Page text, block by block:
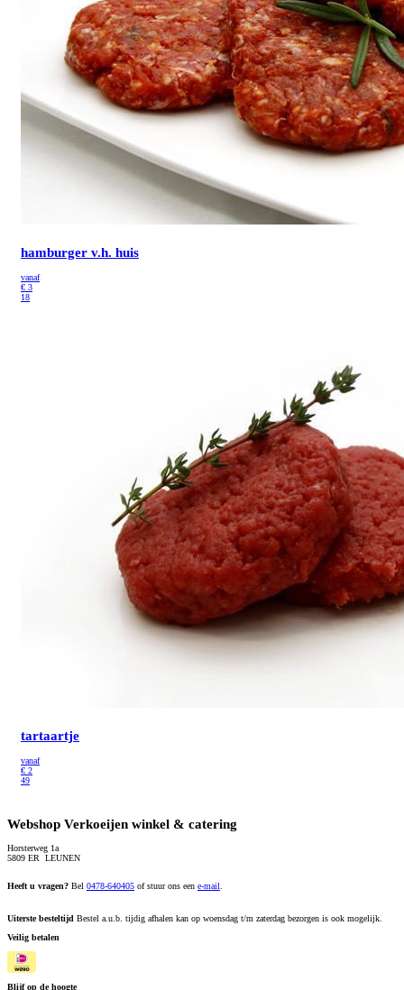
hamburger v.h. huis
vanaf
€ 3
18
tartaartje
vanaf
€ 2
49
Webshop Verkoeijen winkel & catering
Horsterweg 1a
5809 ER LEUNEN
Heeft u vragen? Bel 0478-640405 of stuur ons een e-mail.
Uiterste besteltijd Bestel a.u.b. tijdig afhalen kan op woensdag t/m zaterdag bezorgen is ook mogelijk.
Veilig betalen
Blijf op de hoogte